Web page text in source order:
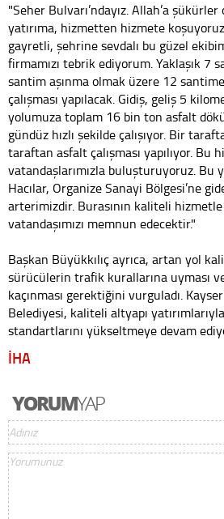
"Seher Bulvarı’ndayız. Allah’a
yatırıma, hizmetten hizmete
gayretli, şehrine sevdalı bu güzel
firmamızı tebrik ediyorum. Yaklaşık 7
santim aşınma olmak üzere 12
çalışması yapılacak. Gidiş, geliş 5
yolumuza toplam 16 bin ton asfalt
gündüz hızlı şekilde çalışıyor. Bir
taraftan asfalt çalışması yapılıyor. Bu
vatandaşlarımızla buluşturuyoruz. Bu
Hacılar, Organize Sanayi Bölgesi’ne
arterimizdir. Burasının kaliteli hizmetle
vatandaşımızı memnun edecektir."
Başkan Büyükkılıç ayrıca, artan yol
sürücülerin trafik kurallarına uyması
kaçınması gerektiğini vurguladı.
Belediyesi, kaliteli altyapı
standartlarını yükseltmeye devam
İHA